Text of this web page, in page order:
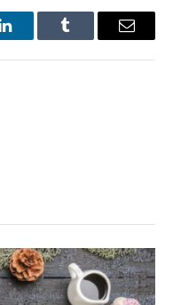
LinkedInTumblr Email